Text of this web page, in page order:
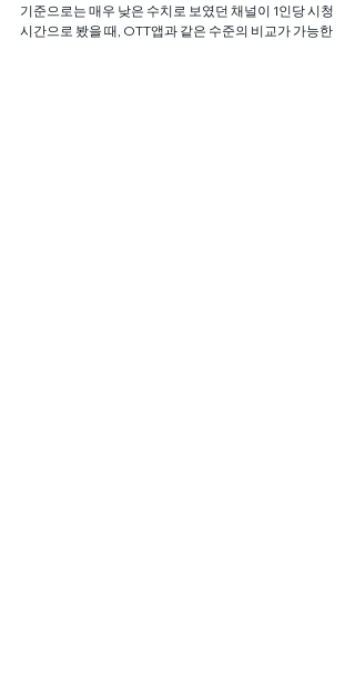
기준으로는 매우 낮은 수치로 보였던 채널이 1인당 시청
시간으로 봤을 때, OTT앱과 같은 수준의 비교가 가능한